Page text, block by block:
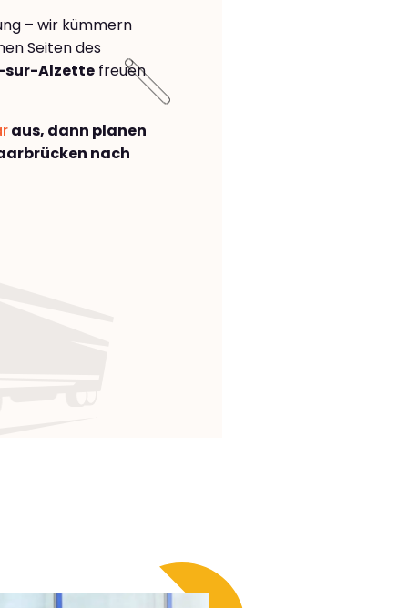
– wir kümmern
Seiten des
sur-Alzette freuen
aus, dann planen
nach